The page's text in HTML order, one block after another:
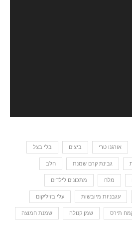
אורגנו טרי ביצים בלי בצל
גבינת קרם שמנת חלב
מלח מתכונים לילדים
עגבניות מיובשות עלי בזיליקום
תירס שמן קנולה שמנת חמוצה